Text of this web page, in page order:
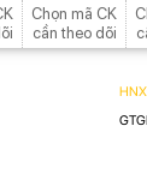
Chọn mã CK
cần theo dõi